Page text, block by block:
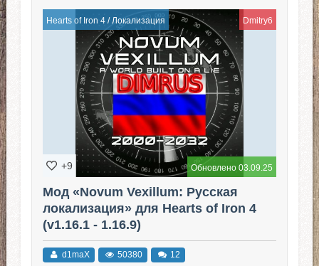
Hearts of Iron 4/ Локализация Dmitry6
Обновлено 03.09.25
+9
Мод «Novum Vexillum: Русская
локализация» для Hearts of Iron 4
(v1.16.1 - 1.16.9)
d1maX 50380 12